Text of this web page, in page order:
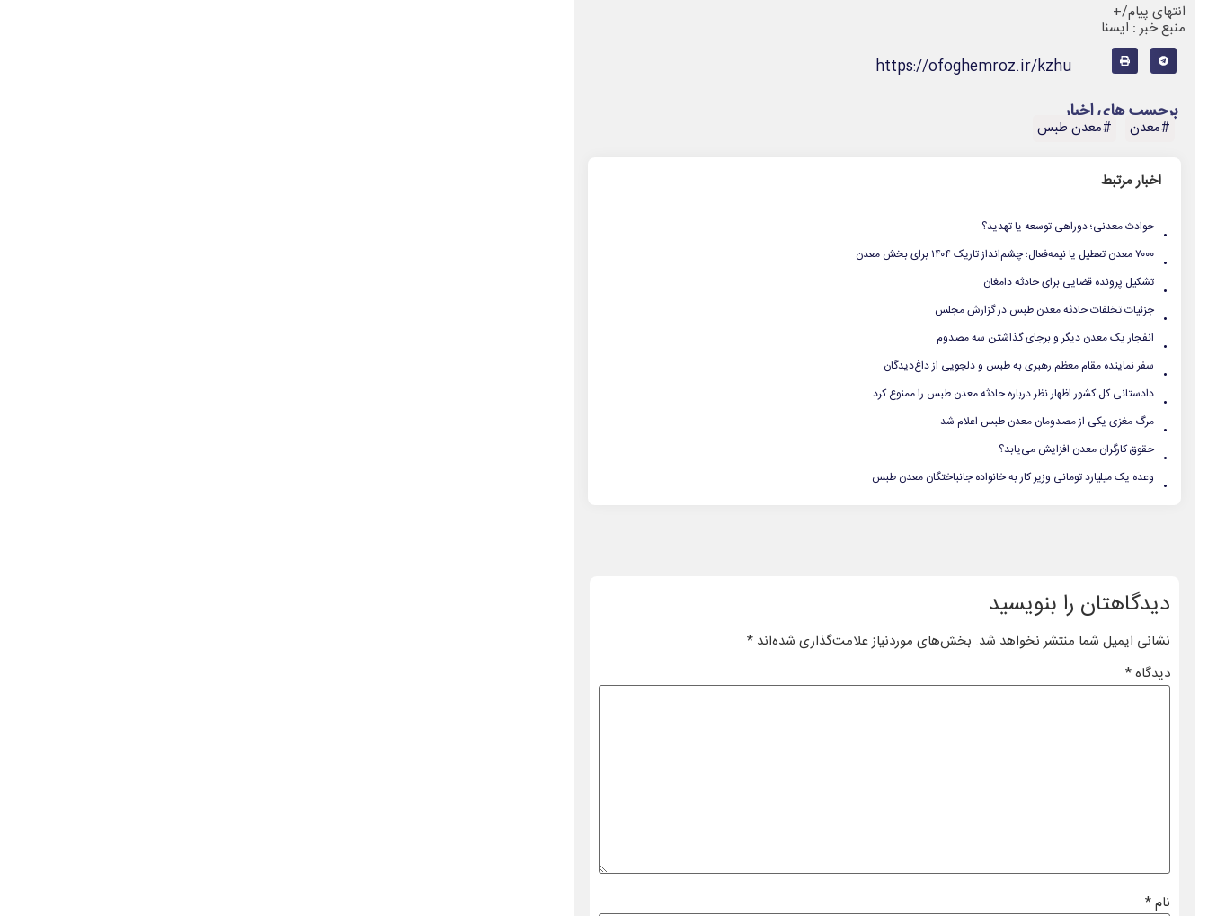
انتهای پیام/+
منبع خبر : ایسنا
https://ofoghemroz.ir/kzhu
برچسب های اخبار
#معدن #معدن طبس
اخبار مرتبط
. حوادث معدنی؛ دوراهی توسعه یا تهدید؟
. ۷۰۰۰ معدن تعطیل یا نیمه‌فعال؛ چشم‌انداز تاریک ۱۴۰۴ برای بخش معدن
. تشکیل پرونده قضایی برای حادثه دامغان‌
. جزئیات تخلفات حادثه معدن طبس در گزارش مجلس
. انفجار یک معدن دیگر و برجای گذاشتن سه مصدوم
. سفر نماینده مقام معظم رهبری به طبس و دلجویی از داغ‌دیدگان
. دادستانی کل کشور اظهار نظر درباره حادثه معدن طبس را ممنوع کرد
. مرگ مغزی یکی از مصدومان معدن طبس اعلام شد
. حقوق کارگران معدن افزایش می‌یابد؟
. وعده یک میلیارد تومانی وزیر کار به خانواده جانباختگان معدن طبس
دیدگاهتان را بنویسید
نشانی ایمیل شما منتشر نخواهد شد. بخش‌های موردنیاز علامت‌گذاری شده‌اند*
دیدگاه*
نام*